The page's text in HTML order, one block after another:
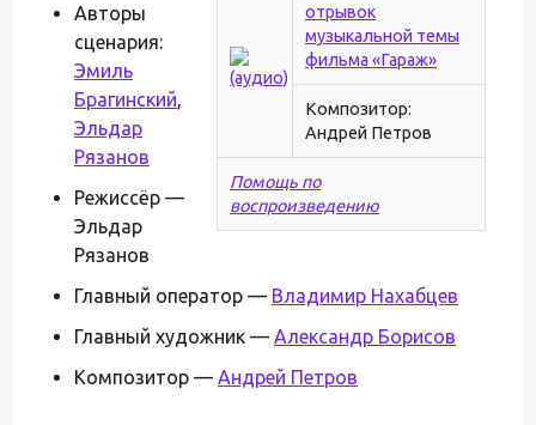
отрывок
музыкальной темы
фильма «Гараж»
Композитор:
Андрей Петров
Помощь по
воспроизведению
Авторы
сценария:
Эмиль
Брагинский,
Эльдар
Рязанов
Режиссёр —
Эльдар
Рязанов
Главный оператор — Владимир Нахабцев
Главный художник — Александр Борисов
Композитор — Андрей Петров